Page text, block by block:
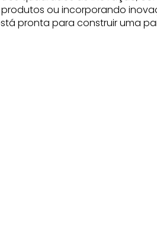
ou incorporando
pronta para construir uma